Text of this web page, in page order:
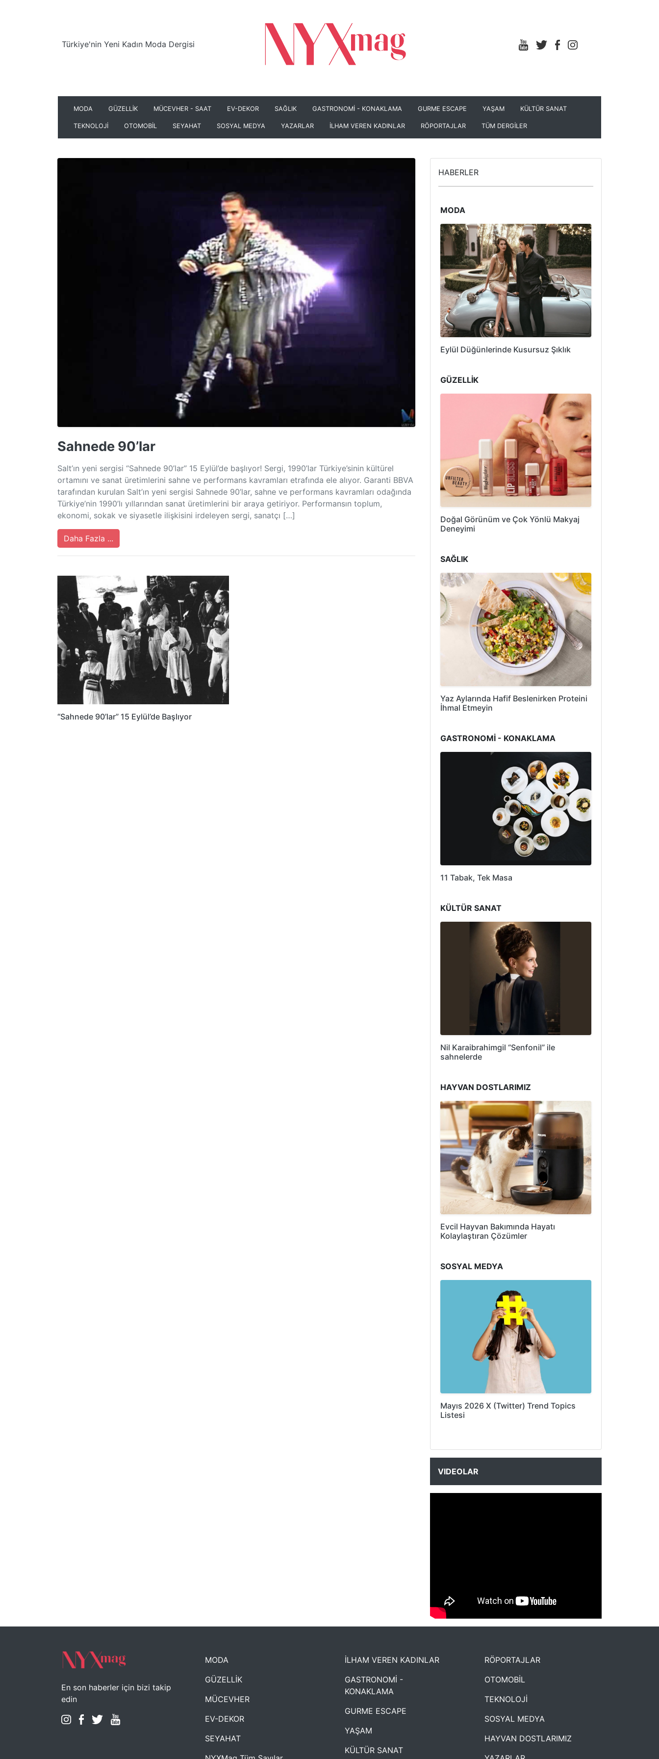
Türkiye'nin Yeni Kadın Moda Dergisi
MODA GÜZELLİK MÜCEVHER - SAAT EV-DEKOR SAĞLIK GASTRONOMİ - KONAKLAMA GURME ESCAPE YAŞAM KÜLTÜR SANAT
TEKNOLOJİ OTOMOBİL SEYAHAT SOSYAL MEDYA YAZARLAR İLHAM VEREN KADINLAR RÖPORTAJLAR TÜM DERGİLER
Sahnede 90’lar
Salt’ın yeni sergisi “Sahnede 90’lar” 15 Eylül’de başlıyor! Sergi, 1990’lar Türkiye’sinin kültürel
ortamını ve sanat üretimlerini sahne ve performans kavramları etrafında ele alıyor. Garanti BBVA
tarafından kurulan Salt’ın yeni sergisi Sahnede 90’lar, sahne ve performans kavramları odağında
Türkiye’nin 1990’lı yıllarından sanat üretimlerini bir araya getiriyor. Performansın toplum,
ekonomi, sokak ve siyasetle ilişkisini irdeleyen sergi, sanatçı […]
Daha Fazla ...
“Sahnede 90’lar” 15 Eylül’de Başlıyor
HABERLER
MODA
Eylül Düğünlerinde Kusursuz Şıklık
GÜZELLİK
Doğal Görünüm ve Çok Yönlü Makyaj
Deneyimi
SAĞLIK
Yaz Aylarında Hafif Beslenirken Proteini
İhmal Etmeyin
GASTRONOMİ - KONAKLAMA
11 Tabak, Tek Masa
KÜLTÜR SANAT
Nil Karaibrahimgil “Senfonil” ile
sahnelerde
HAYVAN DOSTLARIMIZ
Evcil Hayvan Bakımında Hayatı
Kolaylaştıran Çözümler
SOSYAL MEDYA
Mayıs 2026 X (Twitter) Trend Topics
Listesi
VIDEOLAR
NYXmag 2. Yaş Kutlama Etkinliği
En son haberler için bizi takip
edin
MODA
GÜZELLİK
MÜCEVHER
EV-DEKOR
SEYAHAT
İLHAM VEREN KADINLAR
GASTRONOMİ -
KONAKLAMA
GURME ESCAPE
YAŞAM
KÜLTÜR SANAT
RÖPORTAJLAR
OTOMOBİL
TEKNOLOJİ
SOSYAL MEDYA
HAYVAN DOSTLARIMIZ